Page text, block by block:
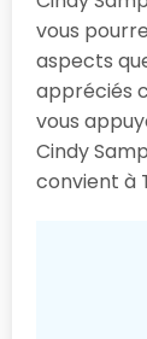
vous
aspects
appréciés
vous
Cindy
convient à